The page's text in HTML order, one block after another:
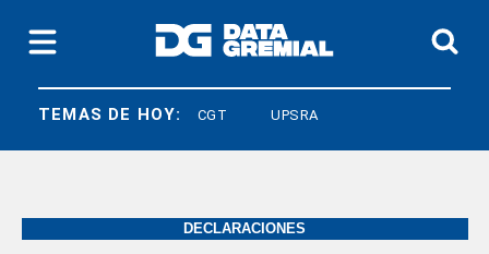
TEMAS DE HOY:
LEY BASES CGT UPSRA
DECLARACIONES